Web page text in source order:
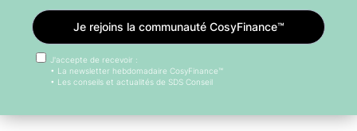
Je rejoins la communauté CosyFinance™
J'accepte de recevoir :
• La newsletter hebdomadaire CosyFinance™
• Les conseils et actualités de SDS Conseil